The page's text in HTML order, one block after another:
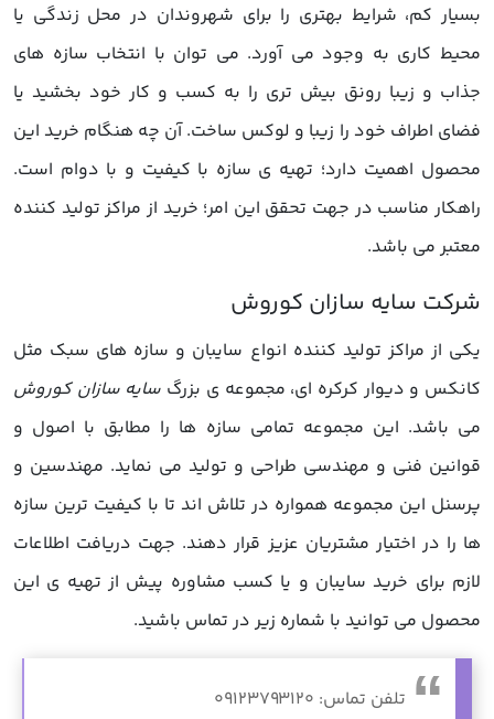
بسیار کم، شرایط بهتری را برای شهروندان در محل زندگی یا
محیط کاری به وجود می آورد. می توان با انتخاب سازه های
جذاب و زیبا رونق بیش تری را به کسب و کار خود بخشید یا
فضای اطراف خود را زیبا و لوکس ساخت. آن چه هنگام خرید این
محصول اهمیت دارد؛ تهیه ی سازه با کیفیت و با دوام است.
راهکار مناسب در جهت تحقق این امر؛ خرید از مراکز تولید کننده
معتبر می باشد.
یکی از مراکز تولید کننده انواع سایبان و سازه های سبک مثل
کانکس و دیوار کرکره ای، مجموعه ی بزرگ سایه سازان کوروش
می باشد. این مجموعه تمامی سازه ها را مطابق با اصول و
قوانین فنی و مهندسی طراحی و تولید می نماید. مهندسین و
پرسنل این مجموعه همواره در تلاش اند تا با کیفیت ترین سازه
ها را در اختیار مشتریان عزیز قرار دهند. جهت دریافت اطلاعات
لازم برای خرید سایبان و یا کسب مشاوره پیش از تهیه ی این
محصول می توانید با شماره زیر در تماس باشید.
تلفن تماس: 09123793120